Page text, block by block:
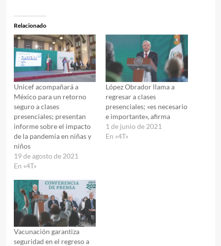
Relacionado
Unicef acompañará a
México para un retorno
seguro a clases
presenciales; presentan
informe sobre el impacto
de la pandemia en niñas y
niños
19 de agosto de 2021
En «4T»
López Obrador llama a
regresar a clases
presenciales; «es necesario
e importante», afirma
1 de junio de 2021
En «4T»
Vacunación garantiza
seguridad en el regreso a